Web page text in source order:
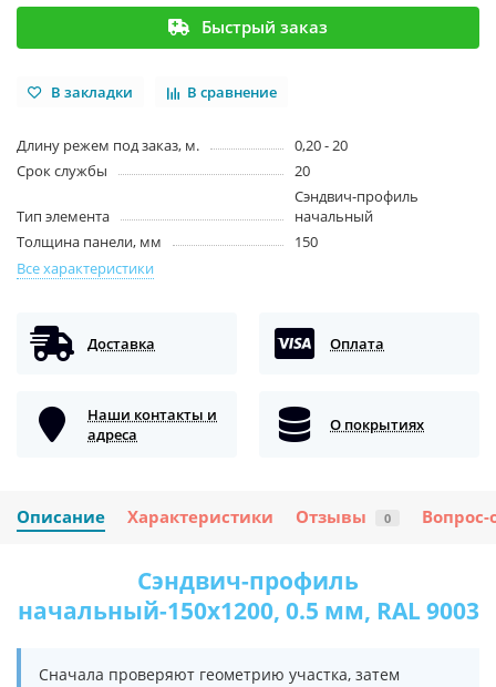
Быстрый заказ
В закладки В сравнение
Длину режем под заказ, м.
0,20 - 20
Срок службы
20
Тип элемента
Сэндвич-профиль
начальный
Толщина панели, мм
150
Все характеристики
Доставка Оплата
Наши контакты и
адреса
О покрытиях
Описание Характеристики Отзывы 0 Вопрос-
Сэндвич-профиль
начальный-150х1200, 0.5 мм, RAL 9003
Сначала проверяют геометрию участка, затем